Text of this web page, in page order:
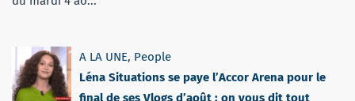
A LA UNE, People
Léna Situations se paye l’Accor Arena pour le
final de ses Vlogs d’août : on vous dit tout